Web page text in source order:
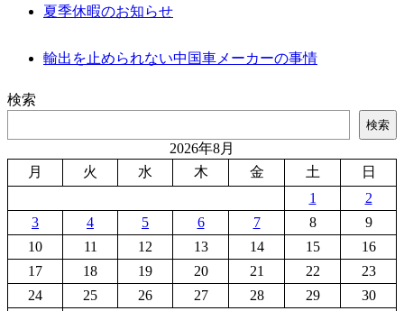
夏季休暇のお知らせ
輸出を止められない中国車メーカーの事情
検索
検索
2026年8月
月
火 水 木 金 土
日
1
2
3
4 5 6 7 8
9
10
11 12 13 14 15
16
17
18 19 20 21 22
23
24
25 26 27 28 29
30